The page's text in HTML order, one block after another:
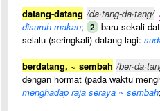
datang-datang /da·tang-da·tang/
disuruh makan; 2 baru sekali
selalu (seringkali) datang lagi:
berdatang, ~ sembah /
dengan hormat (pada waktu
menghadap raja seraya ~ sembah;